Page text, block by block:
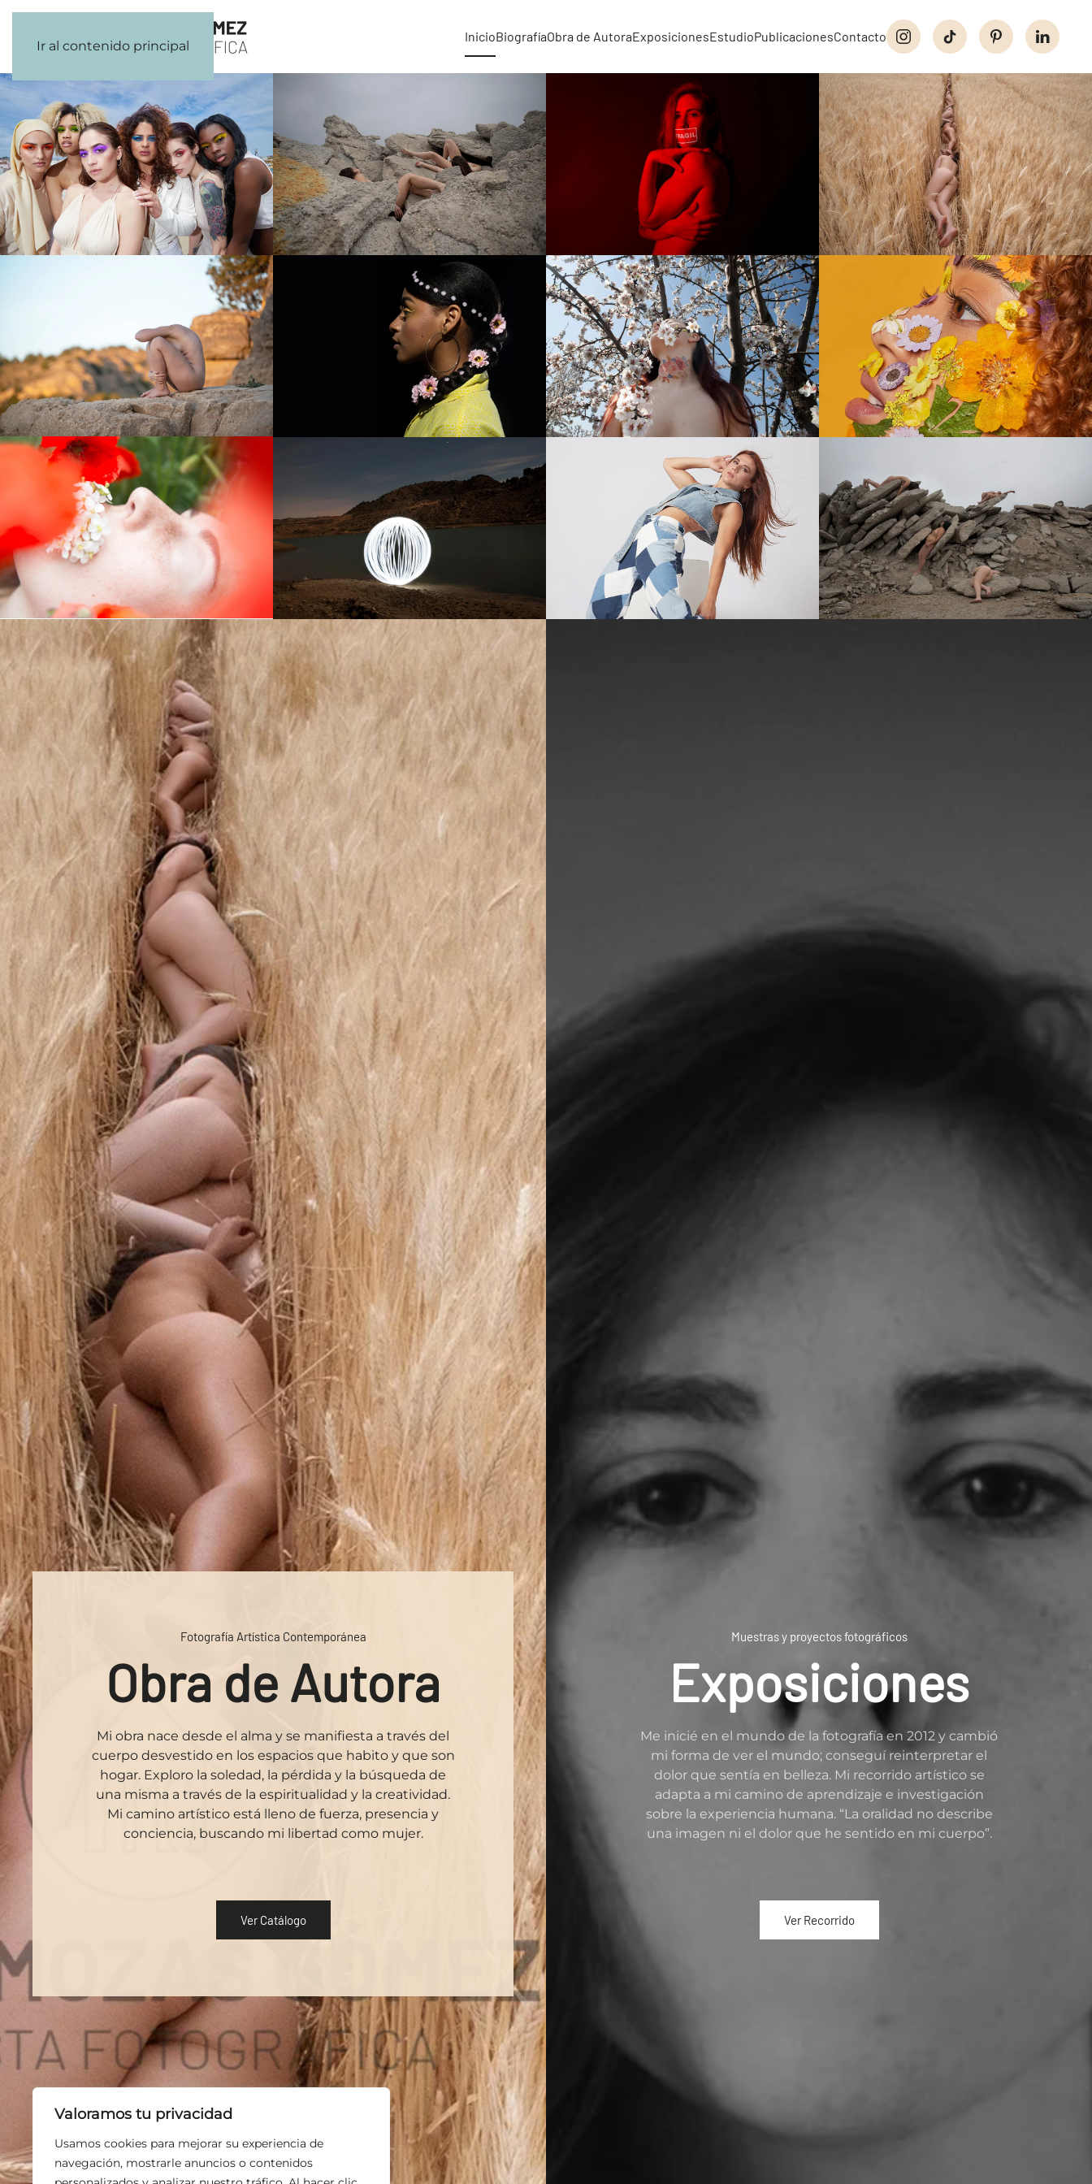
Valoramos tu privacidad
Usamos cookies para mejorar su experiencia de
navegación, mostrarle anuncios o contenidos
Ir al contenido principal
InicioBiografíaObra de AutoraExposicionesEstudioPublicacionesContacto
Fotografía Artística Contemporánea
Obra de Autora
Mi obra nace desde el alma y se manifiesta a través del
cuerpo desvestido en los espacios que habito y que son
hogar. Exploro la soledad, la pérdida y la búsqueda de
una misma a través de la espiritualidad y la creatividad.
Mi camino artístico está lleno de fuerza, presencia y
conciencia, buscando mi libertad como mujer.
Ver Catálogo
Muestras y proyectos fotográficos
Exposiciones
Me inicié en el mundo de la fotografía en 2012 y cambió
mi forma de ver el mundo; conseguí reinterpretar el
dolor que sentía en belleza. Mi recorrido artístico se
adapta a mi camino de aprendizaje e investigación
sobre la experiencia humana. “La oralidad no describe
una imagen ni el dolor que he sentido en mi cuerpo”.
Ver Recorrido